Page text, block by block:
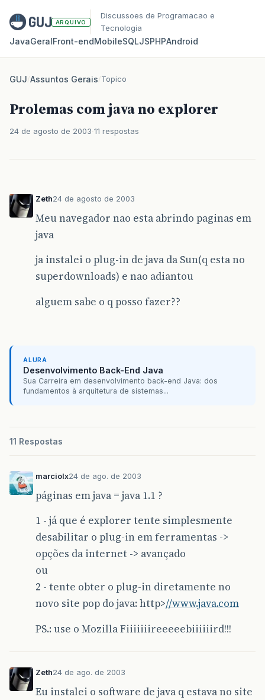
ARQUIVO
Discussoes de Programacao e
Tecnologia
JavaGeralFront‑endMobileSQLJSPHPAndroid
GUJ/Assuntos Gerais/Topico
Prolemas com java no explorer
24 de agosto de 2003 11 respostas
Zeth24 de agosto de 2003
Meu navegador nao esta abrindo paginas em
java
ja instalei o plug-in de java da Sun(q esta no
superdownloads) e nao adiantou
alguem sabe o q posso fazer??
ALURA
Desenvolvimento Back-End Java
Sua Carreira em desenvolvimento back-end Java: dos
fundamentos à arquitetura de sistemas...
11 Respostas
marciolx24 de ago. de 2003
páginas em java = java 1.1 ?
1 - já que é explorer tente simplesmente
desabilitar o plug-in em ferramentas ->
opções da internet -> avançado
ou
2 - tente obter o plug-in diretamente no
novo site pop do java: http>//www.java.com
PS.: use o Mozilla Fiiiiiiireeeeebiiiiiird!!!
Zeth24 de ago. de 2003
Eu instalei o software de java q estava no site